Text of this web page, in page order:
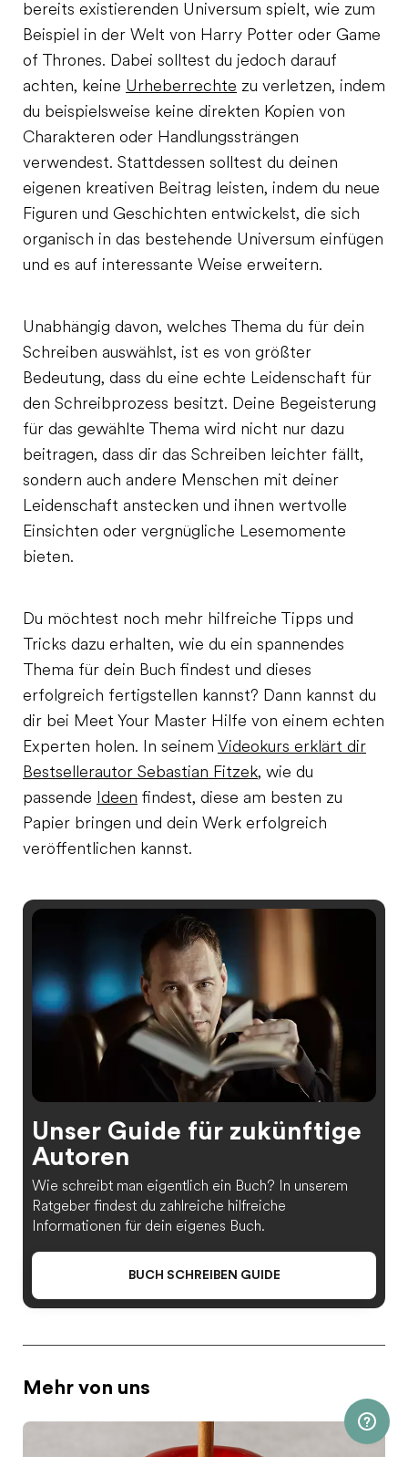
bereits existierenden Universum spielt, wie zum
Beispiel in der Welt von Harry Potter oder Game
of Thrones. Dabei solltest du jedoch darauf
achten, keine Urheberrechte zu verletzen, indem
du beispielsweise keine direkten Kopien von
Charakteren oder Handlungssträngen
verwendest. Stattdessen solltest du deinen
eigenen kreativen Beitrag leisten, indem du neue
Figuren und Geschichten entwickelst, die sich
organisch in das bestehende Universum einfügen
und es auf interessante Weise erweitern.
Unabhängig davon, welches Thema du für dein
Schreiben auswählst, ist es von größter
Bedeutung, dass du eine echte Leidenschaft für
den Schreibprozess besitzt. Deine Begeisterung
für das gewählte Thema wird nicht nur dazu
beitragen, dass dir das Schreiben leichter fällt,
sondern auch andere Menschen mit deiner
Leidenschaft anstecken und ihnen wertvolle
Einsichten oder vergnügliche Lesemomente
bieten.
Du möchtest noch mehr hilfreiche Tipps und
Tricks dazu erhalten, wie du ein spannendes
Thema für dein Buch findest und dieses
erfolgreich fertigstellen kannst? Dann kannst du
dir bei Meet Your Master Hilfe von einem echten
Experten holen. In seinem Videokurs erklärt dir
Bestsellerautor Sebastian Fitzek, wie du
passende Ideen findest, diese am besten zu
Papier bringen und dein Werk erfolgreich
veröffentlichen kannst.
Unser Guide für zukünftige
Autoren
Wie schreibt man eigentlich ein Buch? In unserem
Ratgeber findest du zahlreiche hilfreiche
Informationen für dein eigenes Buch.
BUCH SCHREIBEN GUIDE
Mehr von uns